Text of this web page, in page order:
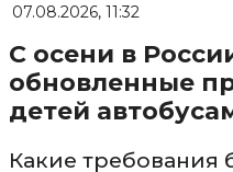
07.08.2026, 11:32
С осени в
обновленные
детей
Какие требования